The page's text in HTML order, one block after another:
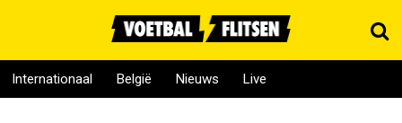
Internationaal België Nieuws Live